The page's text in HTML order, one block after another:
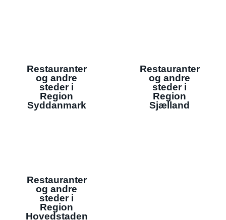
Restauranter
og andre
steder i
Region
Syddanmark
Restauranter
og andre
steder i
Region
Sjælland
Restauranter
og andre
steder i
Region
Hovedstaden